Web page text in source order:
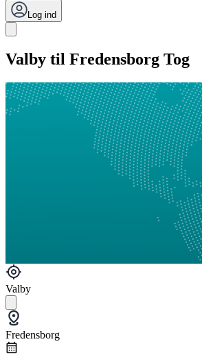
Log ind
Valby til Fredensborg Tog
Valby
Fredensborg